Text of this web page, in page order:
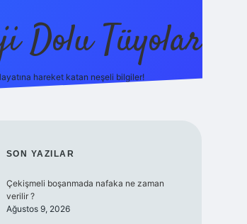
Dolu Tüyolar
hareket katan neşeli bilgiler!
SIDEBAR
SON YAZILAR
Çekişmeli boşanmada nafaka ne zaman
verilir ?
Ağustos 9, 2026